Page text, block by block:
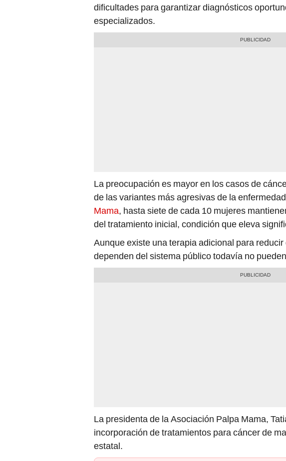
dificultades para garantizar diagnósticos
especializados.
La preocupación es mayor en los casos de
de las variantes más agresivas de la
Mama, hasta siete de cada 10 mujeres
del tratamiento inicial, condición que eleva
Aunque existe una terapia adicional para
dependen del sistema público todavía no
La presidenta de la Asociación Palpa Mama,
incorporación de tratamientos para cáncer de
estatal.